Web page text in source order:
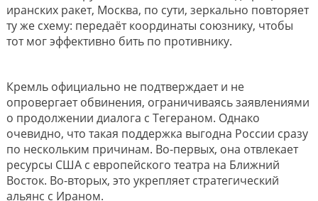
иранских ракет, Москва, по сути, зеркально повторяет
ту же схему: передаёт координаты союзнику, чтобы
тот мог эффективно бить по противнику.
Кремль официально не подтверждает и не
опровергает обвинения, ограничиваясь заявлениями
о продолжении диалога с Тегераном. Однако
очевидно, что такая поддержка выгодна России сразу
по нескольким причинам. Во-первых, она отвлекает
ресурсы США с европейского театра на Ближний
Восток. Во-вторых, это укрепляет стратегический
альянс с Ираном.